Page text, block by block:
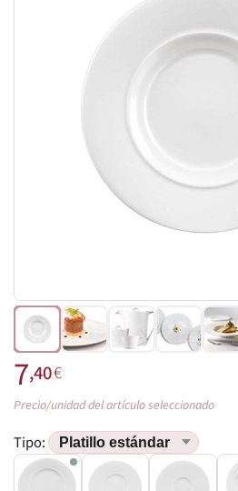
7,40€
Precio/unidad del artículo seleccionado
Tipo: